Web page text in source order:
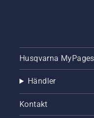
Husqvarna MyPages
Händler
Kontakt